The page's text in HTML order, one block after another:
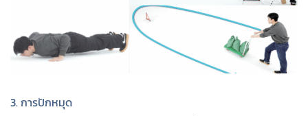
3. การปักหมุด